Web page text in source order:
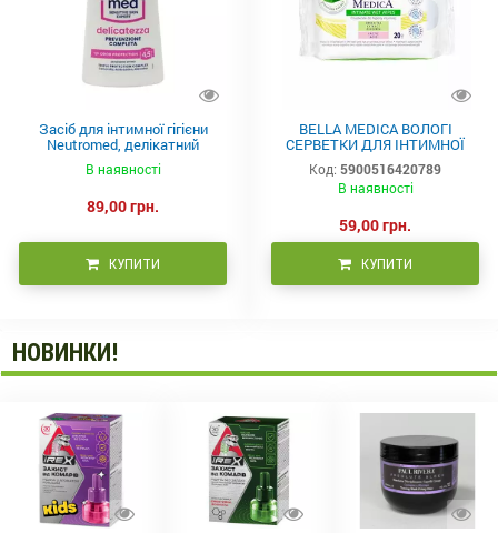
Засіб для інтимної гігієни
Neutromed, делікатний
ромашка, pH 4.5, 200 мл
В наявності
89,00 грн.
КУПИТИ
BELLA MEDICA ВОЛОГІ
СЕРВЕТКИ ДЛЯ ІНТИМНОЇ
ГІГІЄНИ (20 шт.)
Код: 5900516420789
В наявності
59,00 грн.
КУПИТИ
НОВИНКИ!